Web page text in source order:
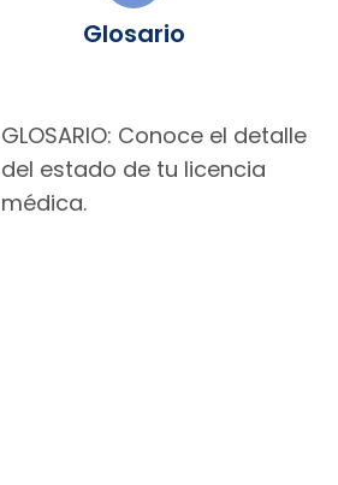
Glosario
GLOSARIO: Conoce el detalle
del estado de tu licencia
médica.